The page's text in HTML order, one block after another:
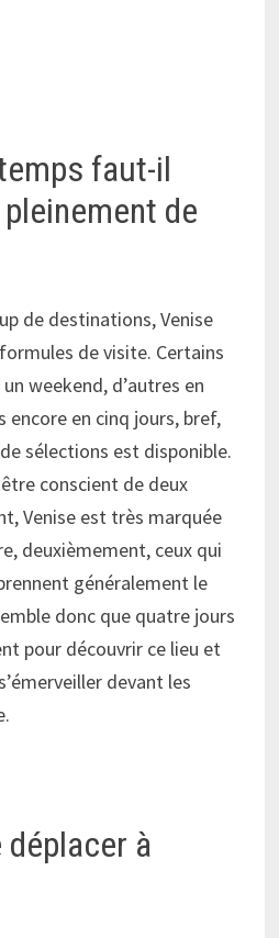
faut-il
de
de destinations, Venise
de visite. Certains
weekend, d’autres en
encore en cinq jours, bref,
sélections est disponible.
conscient de deux
Venise est très marquée
deuxièmement, ceux qui
généralement le
donc que quatre jours
pour découvrir ce lieu et
devant les
à